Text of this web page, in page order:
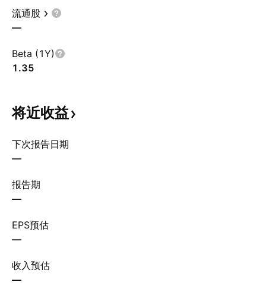
流通股
—
Beta (1Y)
1.35
将近收益
下次报告日期
—
报告期
—
EPS预估
—
收入预估
—